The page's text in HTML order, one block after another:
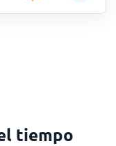
tiempo